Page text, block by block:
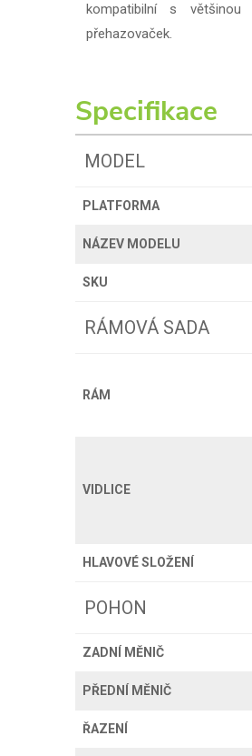
kompatibilní s většinou
přehazovaček.
Specifikace
MODEL
PLATFORMA
NÁZEV MODELU
SKU
RÁMOVÁ SADA
RÁM
VIDLICE
HLAVOVÉ SLOŽENÍ
POHON
ZADNÍ MĚNIČ
PŘEDNÍ MĚNIČ
ŘAZENÍ